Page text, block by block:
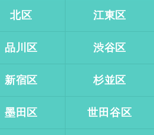
北区 江東区
品川区 渋谷区
新宿区 杉並区
墨田区 世田谷区